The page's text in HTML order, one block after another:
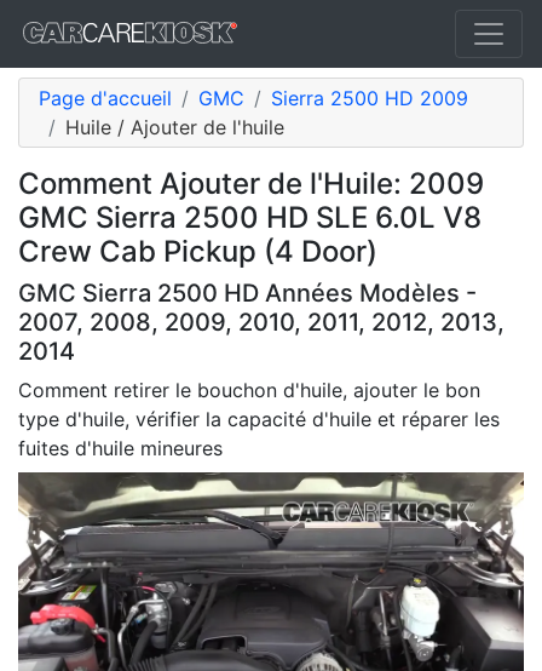
Page d'accueil GMC
Sierra 2500 HD 2009
Huile / Ajouter de l'huile
Comment Ajouter de l'Huile: 2009
GMC Sierra 2500 HD SLE 6.0L V8
Crew Cab Pickup (4 Door)
GMC Sierra 2500 HD Années Modèles -
2007, 2008, 2009, 2010, 2011, 2012, 2013,
2014
Comment retirer le bouchon d'huile, ajouter le bon
type d'huile, vérifier la capacité d'huile et réparer les
fuites d'huile mineures